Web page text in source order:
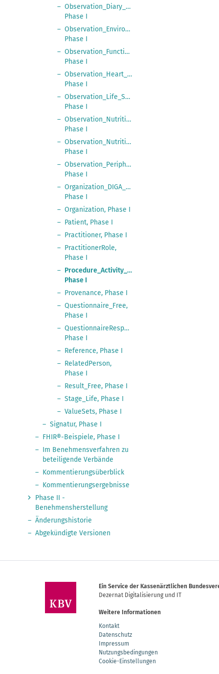
Observation_Diary_Entry,
Phase I
Observation_Environmental_Factor_Free,
Phase I
Observation_Functional_Assessment_Free,
Phase I
Observation_Heart_Rate,
Phase I
Observation_Life_Style_Factor_Free,
Phase I
Phase I
Observation_Nutrition_Intake,
Phase I
Observation_Peripheral_Oxygen_Saturation,
Phase I
Organization_DIGA_Manufacturer,
Phase I
Organization, Phase I
Patient, Phase I
Practitioner, Phase I
PractitionerRole,
Phase I
Procedure_Activity_Free,
Phase I
Provenance, Phase I
Questionnaire_Free,
Phase I
QuestionnaireResponse_Free,
Phase I
Reference, Phase I
RelatedPerson,
Phase I
Result_Free, Phase I
Stage_Life, Phase I
ValueSets, Phase I
Signatur, Phase I
FHIR®-Beispiele, Phase I
Im Benehmensverfahren zu
beteiligende Verbände
Kommentierungsüberblick
Kommentierungsergebnisse
Phase II -
Benehmensherstellung
Änderungshistorie
Abgekündigte Versionen
Ein Service der Kassenärztlichen
Dezernat Digitalisierung und IT
Weitere Informationen
Kontakt
Datenschutz
Impressum
Nutzungsbedingungen
Cookie-Einstellungen